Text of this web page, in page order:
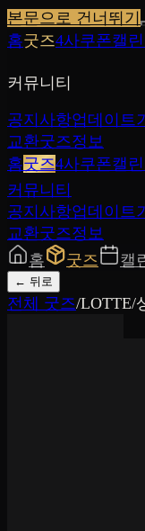
본문으로 건너뛰기
홈굿즈4사쿠폰캘
커뮤니티
공지사항업데이트
교환굿즈정보
홈굿즈4사쿠폰캘
커뮤니티
공지사항업데이트
교환굿즈정보
홈
굿즈 캘
← 뒤로
전체 굿즈/LOTTE/